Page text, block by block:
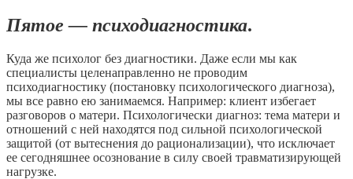
Пятое — психодиагностика.
Куда же психолог без диагностики. Даже если мы как
специалисты целенаправленно не проводим
психодиагностику (постановку психологического диагноза),
мы все равно ею занимаемся. Например: клиент избегает
разговоров о матери. Психологически диагноз: тема матери и
отношений с ней находятся под сильной психологической
защитой (от вытеснения до рационализации), что исключает
ее сегодняшнее осознование в силу своей травматизирующей
нагрузке.